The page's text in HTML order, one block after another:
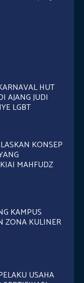
HUT
AJANG JUDI
LGBT
KONSEP
MAHFUDZ
KAMPUS
ZONA KULINER
USAHA